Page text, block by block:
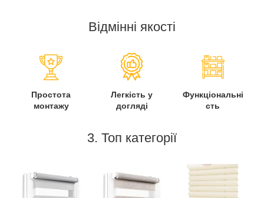
Відмінні якості
Простота
монтажу
Легкість у
догляді
Функціональні
сть
3. Топ категорії